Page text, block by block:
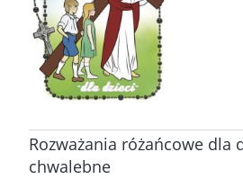
Rozważania różańcowe dla
chwalebne